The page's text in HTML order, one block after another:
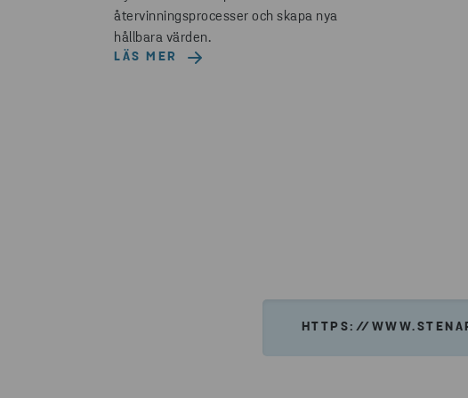
återvinningsprocesser och skapa nya
hållbara värden.
LÄS MER
HTTPS://